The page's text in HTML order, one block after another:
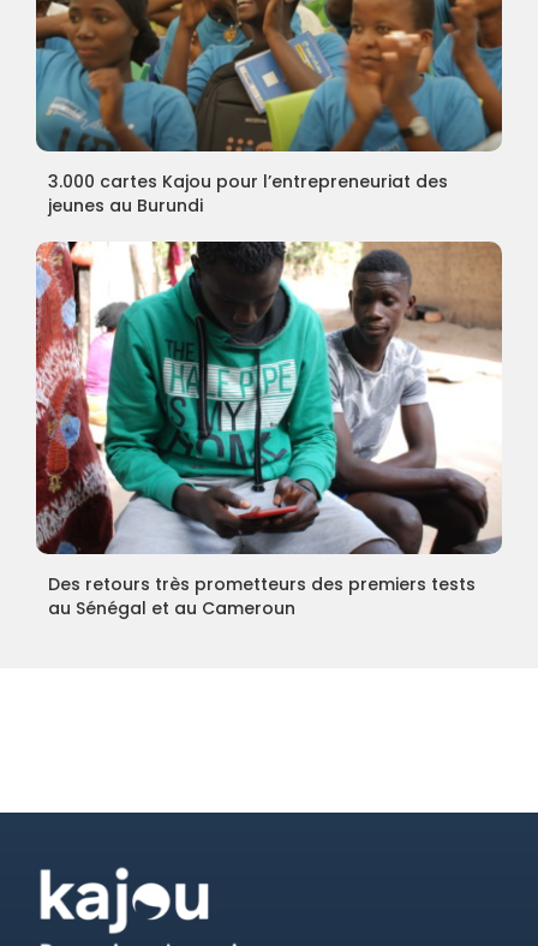
3.000 cartes Kajou pour l’entrepreneuriat des
jeunes au Burundi
Des retours très prometteurs des premiers tests
au Sénégal et au Cameroun